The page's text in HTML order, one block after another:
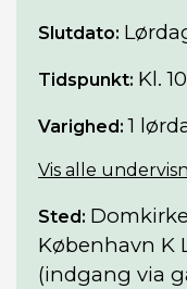
Slutdato:
Tidspunkt: Kl.
Varighed: 1
Vis alle
Sted:
København K
(indgang via